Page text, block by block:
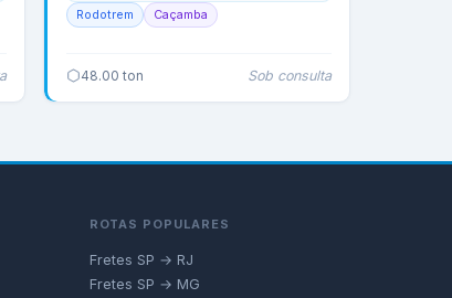
Rodotrem Caçamba
48.00 ton Sob consulta
ROTAS POPULARES
Fretes SP → RJ
Fretes SP → MG